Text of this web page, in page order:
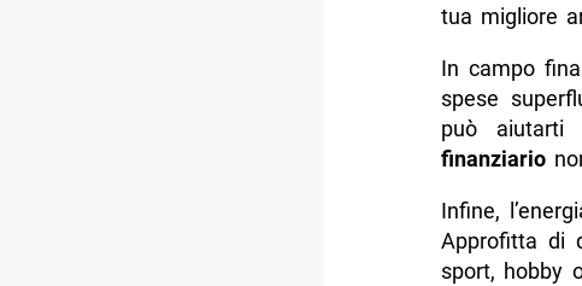
tua migliore
In campo
spese
può aiutarti
finanziario
Infine,
Approfitta di
sport, hobby